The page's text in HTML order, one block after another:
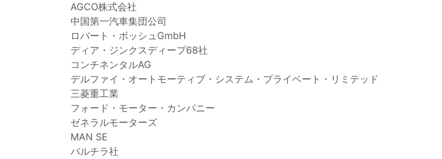
AGCO株式会社
中国第一汽車集団公司
ロバート・ボッシュGmbH
ディア・ジンクスディープ68社
コンチネンタルAG
デルファイ・オートモーティブ・システム・プライベート・リミテッド
三菱重工業
フォード・モーター・カンパニー
ゼネラルモーターズ
MAN SE
バルチラ社